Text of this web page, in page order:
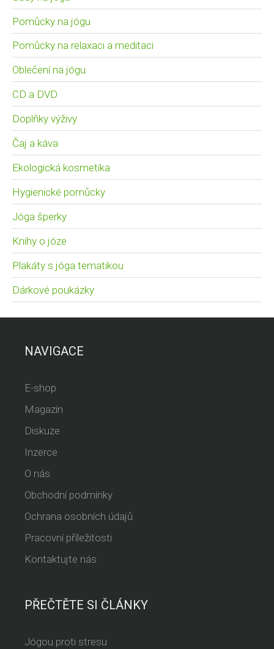
Pomůcky na jógu
Pomůcky na relaxaci a meditaci
Oblečení na jógu
CD a DVD
Doplňky výživy
Čaj a káva
Ekologická kosmetika
Hygienické pomůcky
Jóga šperky
Knihy o józe
Plakáty s jóga tematikou
Dárkové poukázky
NAVIGACE
E-shop
Magazín
Diskuze
Inzerce
O nás
Obchodní podmínky
Ochrana osobních údajů
Pracovní příležitosti
Kontaktujte nás
PŘEČTĚTE SI ČLÁNKY
Jógou proti stresu